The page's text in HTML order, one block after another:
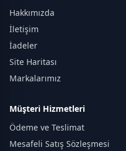
Hakkımızda
İletişim
İadeler
Site Haritası
Markalarımız
Müşteri Hizmetleri
Ödeme ve Teslimat
Mesafeli Satış Sözleşmesi